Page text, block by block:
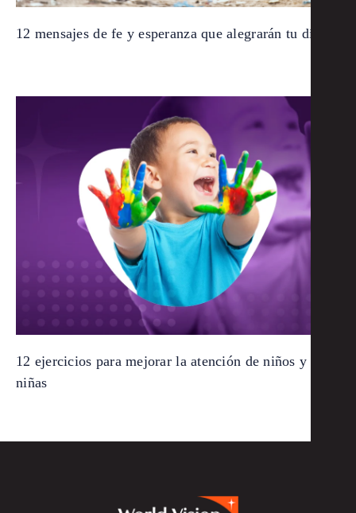
12 mensajes de fe y esperanza que alegrarán tu día
12 ejercicios para mejorar la atención de niños y
niñas